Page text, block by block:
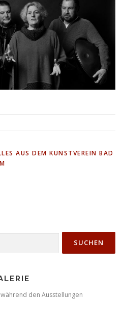
AUS DEM KUNSTVEREIN BAD
den Ausstellungen